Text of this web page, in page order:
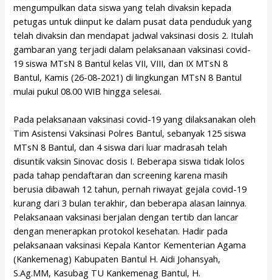
mengumpulkan data siswa yang telah divaksin kepada
petugas untuk diinput ke dalam pusat data penduduk yang
telah divaksin dan mendapat jadwal vaksinasi dosis 2. Itulah
gambaran yang terjadi dalam pelaksanaan vaksinasi covid-
19 siswa MTsN 8 Bantul kelas VII, VIII, dan IX MTsN 8
Bantul, Kamis (26-08-2021) di lingkungan MTsN 8 Bantul
mulai pukul 08.00 WIB hingga selesai.
Pada pelaksanaan vaksinasi covid-19 yang dilaksanakan oleh
Tim Asistensi Vaksinasi Polres Bantul, sebanyak 125 siswa
MTsN 8 Bantul, dan 4 siswa dari luar madrasah telah
disuntik vaksin Sinovac dosis I. Beberapa siswa tidak lolos
pada tahap pendaftaran dan screening karena masih
berusia dibawah 12 tahun, pernah riwayat gejala covid-19
kurang dari 3 bulan terakhir, dan beberapa alasan lainnya.
Pelaksanaan vaksinasi berjalan dengan tertib dan lancar
dengan menerapkan protokol kesehatan. Hadir pada
pelaksanaan vaksinasi Kepala Kantor Kementerian Agama
(Kankemenag) Kabupaten Bantul H. Aidi Johansyah,
S.Ag.MM, Kasubag TU Kankemenag Bantul, H.